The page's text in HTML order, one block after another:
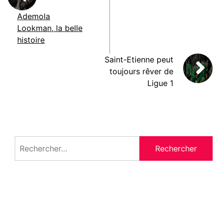
Ademola
Lookman, la belle
histoire
Saint-Etienne peut
toujours rêver de
Ligue 1